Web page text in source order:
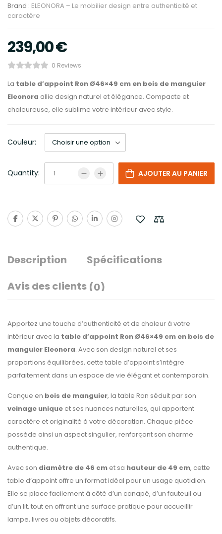
Brand : ELEONORA – Le mobilier design entre authenticité et
caractère
239,00€
0 Reviews
La table d’appoint Ron Ø46×49 cm en bois de manguier
Eleonora allie design naturel et élégance. Compacte et
chaleureuse, elle sublime votre intérieur avec style.
Couleur:
Quantity: AJOUTER AU PANIER
Description
Spécifications
Avis des clients (0)
Apportez une touche d’authenticité et de chaleur à votre
intérieur avec la table d’appoint Ron Ø46×49 cm en bois de
manguier Eleonora. Avec son design naturel et ses
proportions équilibrées, cette table d’appoint s’intègre
parfaitement dans un espace de vie élégant et contemporain.
Conçue en bois de manguier, la table Ron séduit par son
veinage unique et ses nuances naturelles, qui apportent
caractère et originalité à votre décoration. Chaque pièce
possède ainsi un aspect singulier, renforçant son charme
authentique.
Avec son diamètre de 46 cm et sa hauteur de 49 cm, cette
table d’appoint offre un format idéal pour un usage quotidien.
Elle se place facilement à côté d’un canapé, d’un fauteuil ou
d’un lit, tout en offrant une surface pratique pour accueillir
lampe, livres ou objets décoratifs.